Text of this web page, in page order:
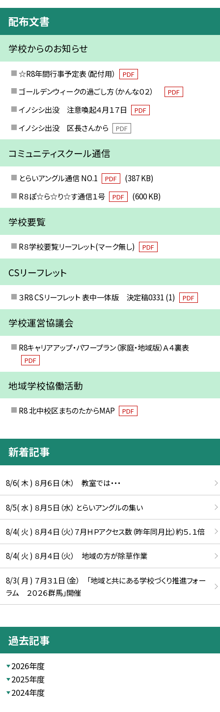
配布文書
学校からのお知らせ
☆R8年間行事予定表（配付用） PDF
ゴールデンウィークの過ごし方（かんな０２） PDF
イノシシ出没 注意喚起４月１７日 PDF
イノシシ出没 区長さんから PDF
コミュニティスクール通信
とらいアングル通信 NO.1 PDF
(387 KB)
R８ぽ☆ら☆り☆す通信１号
PDF (600 KB)
学校要覧
R８学校要覧リーフレット(マーク無し) PDF
CSリーフレット
３R8 CSリーフレット 表中一体版 決定稿0331 (1) PDF
学校運営協議会
R8キャリアアップ・パワープラン（家庭・地域版）Ａ４裏表
PDF
地域学校協働活動
R8 北中校区まちのたからMAP PDF
新着記事
8/6( 木 ) ８月６日（木） 教室では・・・
8/5( 水 ) ８月５日（水） とらいアングルの集い
8/4( 火 ) ８月４日（火）７月ＨＰアクセス数（昨年同月比）約５．１倍
8/4( 火 ) ８月４日（火） 地域の方が除草作業
8/3( 月 ) ７月３１日（金） 「地域と共にある学校づくり推進フォー
ラム ２０２６群馬」開催
過去記事
2026年度
2025年度
2024年度